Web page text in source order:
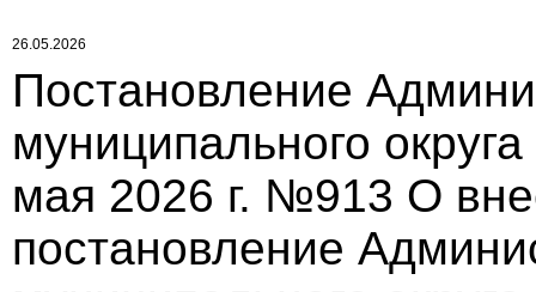
26.05.2026
Постановление
муниципального
мая 2026 г. №913 О
постановление